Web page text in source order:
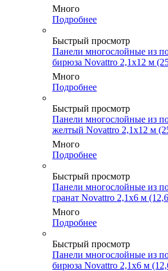
Много
Подробнее
Быстрый просмотр
Панели многослойные из
бирюза Novattro 2,1х12 м
Много
Подробнее
Быстрый просмотр
Панели многослойные из
желтый Novattro 2,1х12 м
Много
Подробнее
Быстрый просмотр
Панели многослойные из
гранат Novattro 2,1х6 м
Много
Подробнее
Быстрый просмотр
Панели многослойные из
бирюза Novattro 2,1х6 м